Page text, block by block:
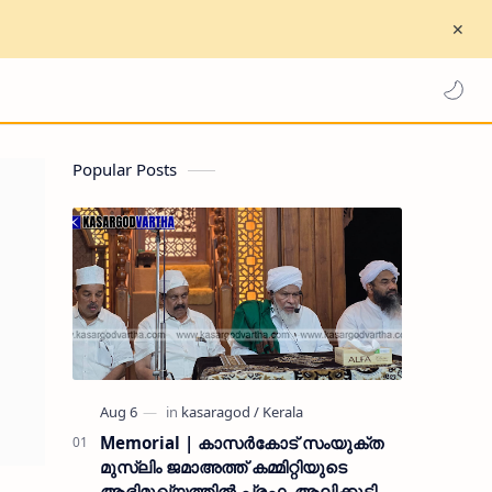
Popular Posts
Memorial | കാസർകോട് സംയുക്ത
മുസ്ലിം ജമാഅത്ത് കമ്മിറ്റിയുടെ